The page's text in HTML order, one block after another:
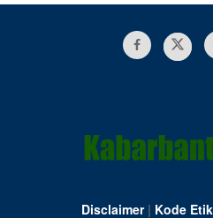
Disclaimer| Kode Etik